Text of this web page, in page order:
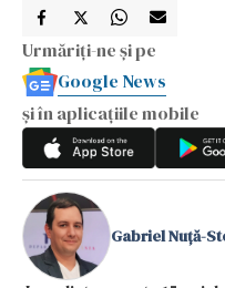
Urmăriți-ne și pe
Google News
și în aplicațiile mobile
Gabriel Nuță-